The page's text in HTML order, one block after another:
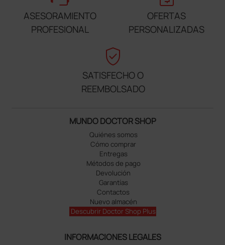
ASESORAMIENTO
PROFESIONAL
OFERTAS
PERSONALIZADAS
verified_user
SATISFECHO O
REEMBOLSADO
MUNDO DOCTOR SHOP
Quiénes somos
Cómo comprar
Entregas
Métodos de pago
Devolución
Garantías
Contactos
Nuevo almacén
Descubrir Doctor Shop Plus
INFORMACIONES LEGALES